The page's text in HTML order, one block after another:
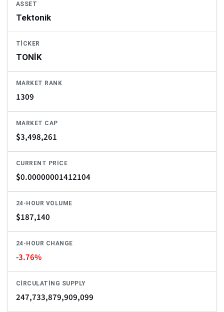
ASSET
Tektonik
TICKER
TONİK
MARKET RANK
1309
MARKET CAP
$3,498,261
CURRENT PRICE
$0.00000001412104
24-HOUR VOLUME
$187,140
24-HOUR CHANGE
-3.76%
CIRCULATING SUPPLY
247,733,879,909,099